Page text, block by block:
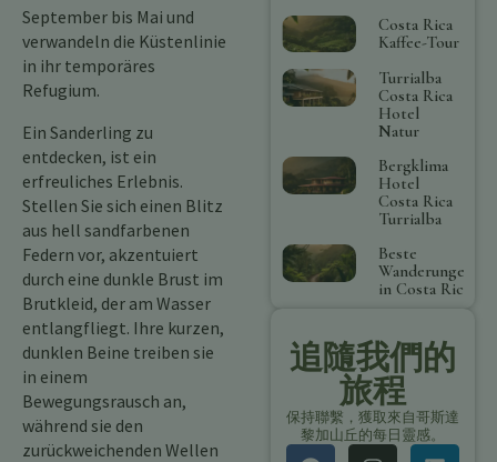
September bis Mai und
verwandeln die Küstenlinie
in ihr temporäres
Refugium.
Ein Sanderling zu
entdecken, ist ein
erfreuliches Erlebnis.
Stellen Sie sich einen Blitz
aus hell sandfarbenen
Federn vor, akzentuiert
durch eine dunkle Brust im
Brutkleid, der am Wasser
entlangfliegt. Ihre kurzen,
dunklen Beine treiben sie
in einem
Bewegungsrausch an,
während sie den
zurückweichenden Wellen
Costa Rica
Kaffee-Tour
Turrialba
Costa Rica
Hotel
Natur
Bergklima
Hotel
Costa Rica
Turrialba
Beste
Wanderungen
in Costa Rica
追隨我們的
旅程
保持聯繫，獲取來自哥斯達
黎加山丘的每日靈感。